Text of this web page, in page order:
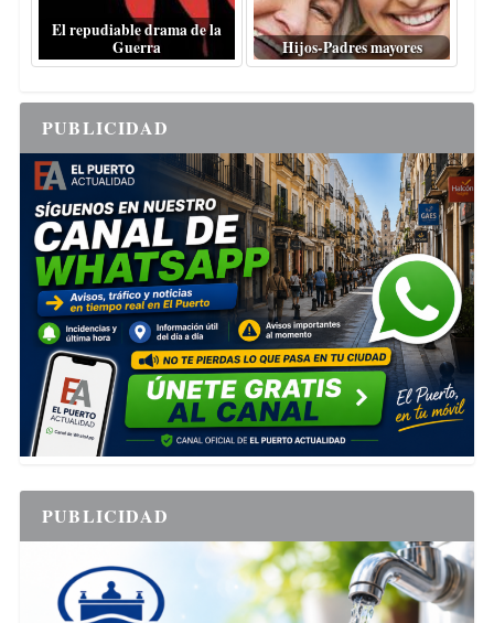
El repudiable drama de la
Guerra
Hijos-Padres mayores
PUBLICIDAD
PUBLICIDAD